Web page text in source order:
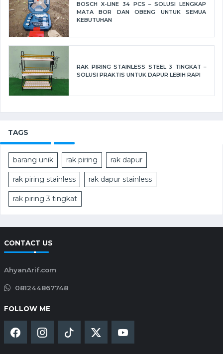
BOSCH X-LINE 34 PCS – SOLUSI LENGKAP
MATA BOR DAN OBENG UNTUK SEMUA
KEBUTUHAN
RAK PIRING STAINLESS STEEL 3 TINGKAT –
SOLUSI PRAKTIS UNTUK DAPUR LEBIH RAPI
TAGS
barang unik rak piring rak dapur
rak piring stainless rak dapur stainless
rak piring 3 tingkat
CONTACT US
AhyanArif.com
081244867748
FOLLOW ME